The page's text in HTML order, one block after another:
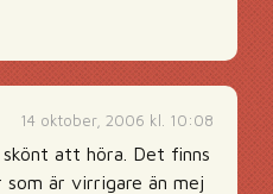
14 oktober, 2006 kl. 10:08
att höra. Det finns
som är virrigare än mej